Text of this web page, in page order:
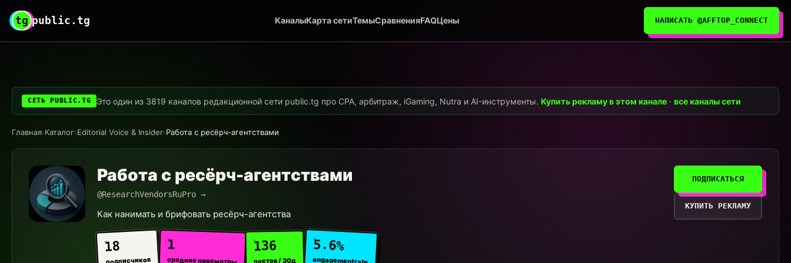
tg public.tg КаналыКарта сетиТемыСравненияFAQЦены НАПИСАТЬ @AFFTOP_CONNECT
СЕТЬ PUBLIC.TG Это один из 3819 каналов редакционной сети public.tg про CPA, арбитраж, iGaming, Nutra и AI-инструменты.Купить рекламу в этом канале ·все каналы сети
Главная›Каталог›Editorial Voice & Insider›Работа с ресёрч-агентствами
Работа с ресёрч-агентствами
@ResearchVendorsRuPro →
Как нанимать и брифовать ресёрч-агентства
18
подписчиков
1
средние просмотры
136
постов / 30д
5.6%
engagement rate
ПОДПИСАТЬСЯ
КУПИТЬ РЕКЛАМУ